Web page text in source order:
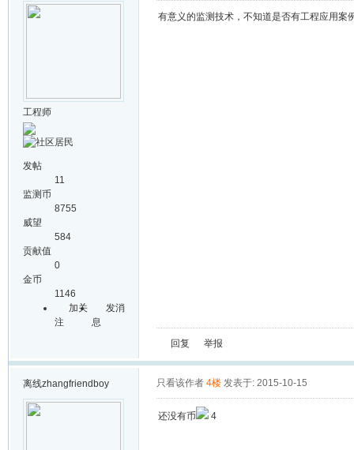
工程师
发帖
11
监测币
8755
威望
584
贡献值
0
金币
1146
加关
注
发消
息
有意义的监测技术，不知道是否有工程应用案
回复 举报
离线zhangfriendboy 只看该作者 4楼 发表于: 2015-10-15
还没有币 4